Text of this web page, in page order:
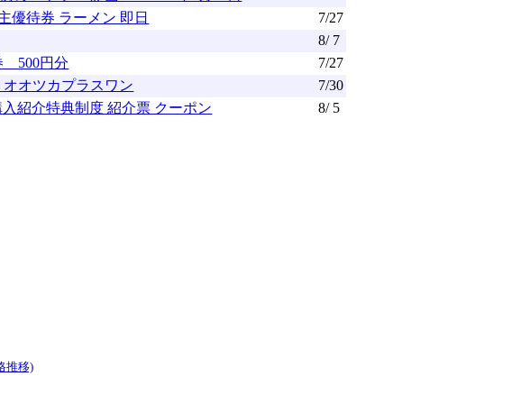
優待券 ラーメン 即日
7/27
8/ 7
500円分
7/27
オツカプラスワン
7/30
紹介特典制度 紹介票 クーポン
8/ 5
推移)